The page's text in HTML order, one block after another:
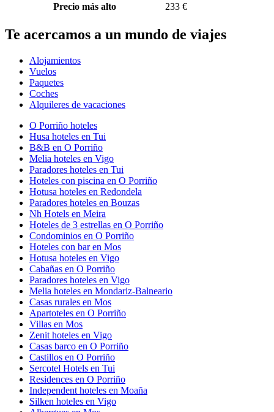
Precio más alto
233 €
Te acercamos a un mundo de viajes
Alojamientos
Vuelos
Paquetes
Coches
Alquileres de vacaciones
O Porriño hoteles
Husa hoteles en Tui
B&B en O Porriño
Melia hoteles en Vigo
Paradores hoteles en Tui
Hoteles con piscina en O Porriño
Hotusa hoteles en Redondela
Paradores hoteles en Bouzas
Nh Hotels en Meira
Hoteles de 3 estrellas en O Porriño
Condominios en O Porriño
Hoteles con bar en Mos
Hotusa hoteles en Vigo
Cabañas en O Porriño
Paradores hoteles en Vigo
Melia hoteles en Mondariz-Balneario
Casas rurales en Mos
Apartoteles en O Porriño
Villas en Mos
Zenit hoteles en Vigo
Casas barco en O Porriño
Castillos en O Porriño
Sercotel Hotels en Tui
Residences en O Porriño
Independent hoteles en Moaña
Silken hoteles en Vigo